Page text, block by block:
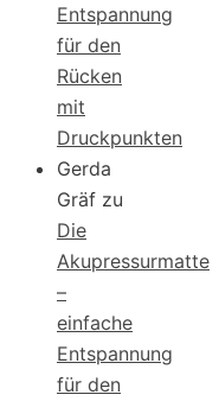
Entspannung
für den
Rücken
mit
Druckpunkten
Gerda
Gräf zu
Die
Akupressurmatte
–
einfache
Entspannung
für den